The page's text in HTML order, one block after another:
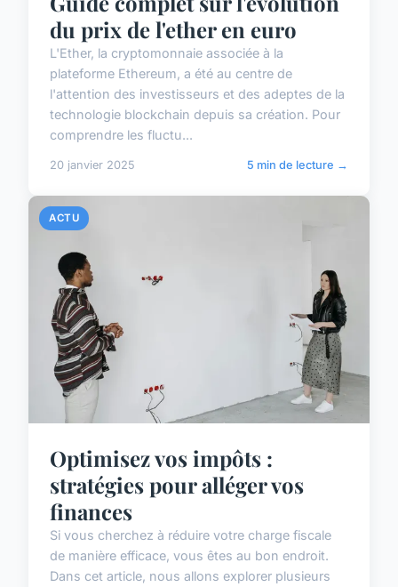
du prix de l'ether en euro
L'Ether, la cryptomonnaie associée à la
plateforme Ethereum, a été au centre de
l'attention des investisseurs et des adeptes de la
technologie blockchain depuis sa création. Pour
comprendre les fluctu...
20 janvier 2025 5 min de lecture →
ACTU
Optimisez vos impôts :
stratégies pour alléger vos
finances
Si vous cherchez à réduire votre charge fiscale
de manière efficace, vous êtes au bon endroit.
Dans cet article, nous allons explorer plusieurs